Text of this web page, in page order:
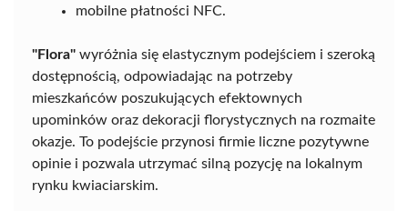
mobilne płatności NFC.
"Flora" wyróżnia się elastycznym podejściem i szeroką
dostępnością, odpowiadając na potrzeby
mieszkańców poszukujących efektownych
upominków oraz dekoracji florystycznych na rozmaite
okazje. To podejście przynosi firmie liczne pozytywne
opinie i pozwala utrzymać silną pozycję na lokalnym
rynku kwiaciarskim.